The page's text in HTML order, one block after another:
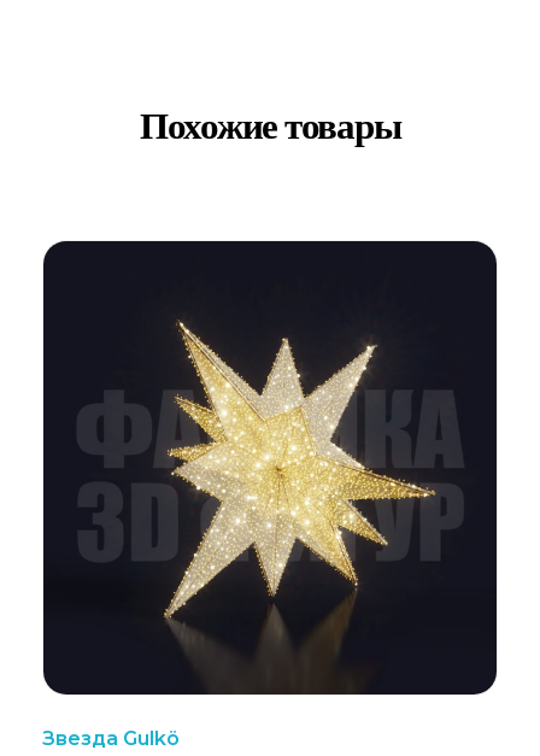
Похожие товары
Звезда Gulkö